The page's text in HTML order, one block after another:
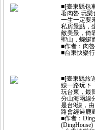
■[臺東縣包
著肉魯 玩樂
一生一定要
私房景點，
敵美景，倚
聖山，蜿蜒
■作者：肉魯
■台東快樂
■[臺東縣旅
線一路玩下
玩台東，最
分山海兩線
是台9線，
路會經過鹿
■作者：
(DingHouse)